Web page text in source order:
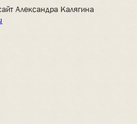
Александра Калягина